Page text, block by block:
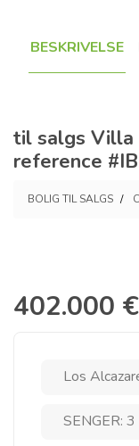
BESKRIVELSE
til salgs Villa
reference
BOLIG TIL SALGS
402.000 €
Los
SENGER: 3